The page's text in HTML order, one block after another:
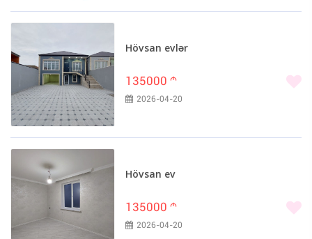
Hövsan evlər
135000 m
2026-04-20
Hövsan ev
135000 m
2026-04-20